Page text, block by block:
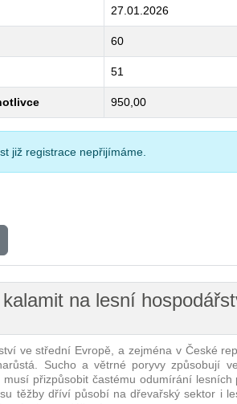
27.01.2026
60
51
950,00
již registrace nepřijímáme.
na lesní
ve střední Evropě, a zejména v České
Sucho a větrné poryvy způsobují
musí přizpůsobit častému odumírání
těžby dříví působí na dřevařský sektor i